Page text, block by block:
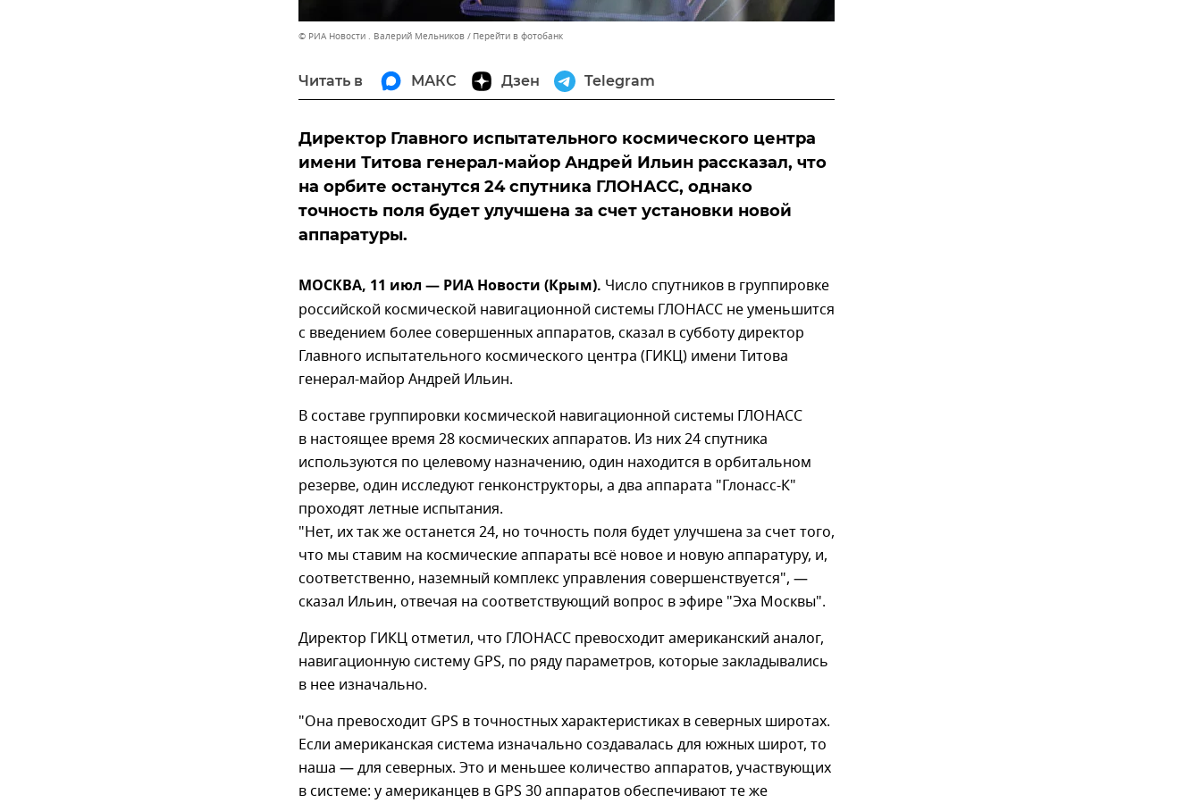
© РИА Новости . Валерий Мельников Перейти в фотобанк
Читать в МАКС Дзен Telegram
Директор Главного испытательного космического центра
имени Титова генерал-майор Андрей Ильин рассказал, что
на орбите останутся 24 спутника ГЛОНАСС, однако
точность поля будет улучшена за счет установки новой
аппаратуры.
МОСКВА, 11 июл — РИА Новости (Крым). Число спутников в группировке
российской космической навигационной системы ГЛОНАСС не уменьшится
с введением более совершенных аппаратов, сказал в субботу директор
Главного испытательного космического центра (ГИКЦ) имени Титова
генерал-майор Андрей Ильин.
В составе группировки космической навигационной системы ГЛОНАСС
в настоящее время 28 космических аппаратов. Из них 24 спутника
используются по целевому назначению, один находится в орбитальном
резерве, один исследуют генконструкторы, а два аппарата "Глонасс-К"
проходят летные испытания.
"Нет, их так же останется 24, но точность поля будет улучшена за счет того,
что мы ставим на космические аппараты всё новое и новую аппаратуру, и,
соответственно, наземный комплекс управления совершенствуется", —
сказал Ильин, отвечая на соответствующий вопрос в эфире "Эха Москвы".
Директор ГИКЦ отметил, что ГЛОНАСС превосходит американский аналог,
навигационную систему GPS, по ряду параметров, которые закладывались
в нее изначально.
"Она превосходит GPS в точностных характеристиках в северных широтах.
Если американская система изначально создавалась для южных широт, то
наша — для северных. Это и меньшее количество аппаратов, участвующих
в системе: у американцев в GPS 30 аппаратов обеспечивают те же